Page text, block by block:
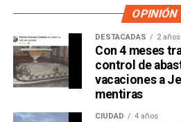
OPINIÓN
DESTACADAS 2 años
Con 4 meses
control de
vacaciones a
mentiras
CIUDAD 4 años